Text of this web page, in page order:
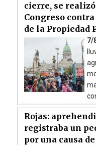
cierre, se
Congreso
de la Propiedad
7/
Rojas:
registraba un
por una causa